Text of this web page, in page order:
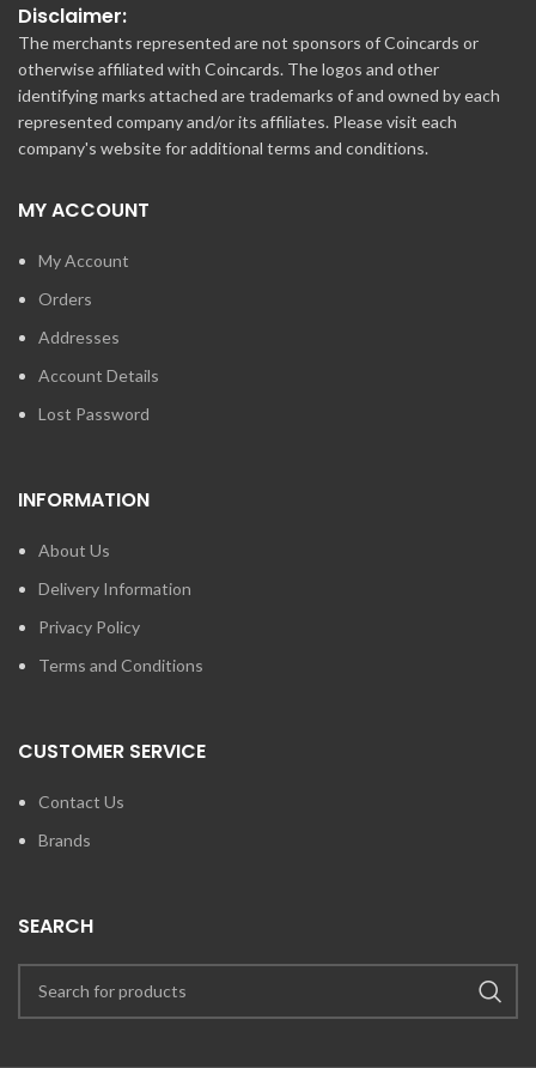
Disclaimer:
The merchants represented are not sponsors of Coincards or
otherwise affiliated with Coincards. The logos and other
identifying marks attached are trademarks of and owned by each
represented company and/or its affiliates. Please visit each
company's website for additional terms and conditions.
MY ACCOUNT
My Account
Orders
Addresses
Account Details
Lost Password
INFORMATION
About Us
Delivery Information
Privacy Policy
Terms and Conditions
CUSTOMER SERVICE
Contact Us
Brands
SEARCH